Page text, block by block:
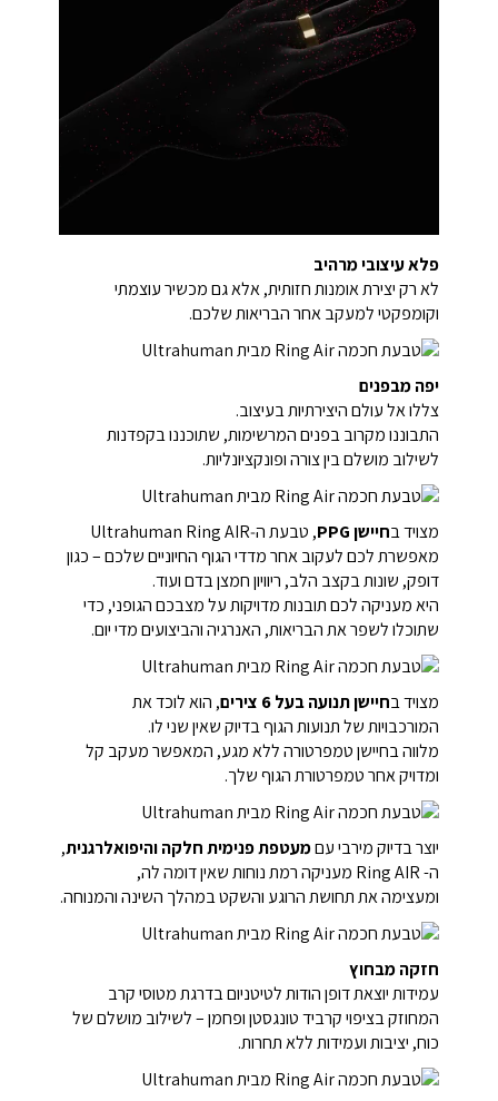
פלא עיצובי מרהיב
לא רק יצירת אומנות חזותית, אלא גם מכשיר עוצמתי
וקומפקטי למעקב אחר הבריאות שלכם.
יפה מבפנים
צללו אל עולם היצירתיות בעיצוב.
התבוננו מקרוב בפנים המרשימות, שתוכננו בקפדנות
לשילוב מושלם בין צורה ופונקציונליות.
מצויד בחיישן PPG
, טבעת ה‑Ultrahuman Ring AIR
מאפשרת לכם לעקוב אחר מדדי הגוף החיוניים שלכם – כגון
דופק, שונות בקצב הלב, ריוויון חמצן בדם ועוד.
היא מעניקה לכם תובנות מדויקות על מצבכם הגופני, כדי
שתוכלו לשפר את הבריאות, האנרגיה והביצועים מדי יום.
מצויד בחיישן תנועה בעל 6 צירים
, הוא לוכד את
המורכבויות של תנועות הגוף בדיוק שאין שני לו.
מלווה בחיישן טמפרטורה ללא מגע, המאפשר מעקב קל
ומדויק אחר טמפרטורת הגוף שלך.
יוצר בדיוק מירבי עםמעטפת פנימית חלקה והיפואלרגנית,
ה- Ring AIR מעניקה רמת נוחות שאין דומה לה,
ומעצימה את תחושת הרוגע והשקט במהלך השינה והמנוחה.
חזקה מבחוץ
עמידות יוצאת דופן הודות לטיטניום בדרגת מטוסי קרב
המחוזק בציפוי קרביד טונגסטן ופחמן – לשילוב מושלם של
כוח, יציבות ועמידות ללא תחרות.